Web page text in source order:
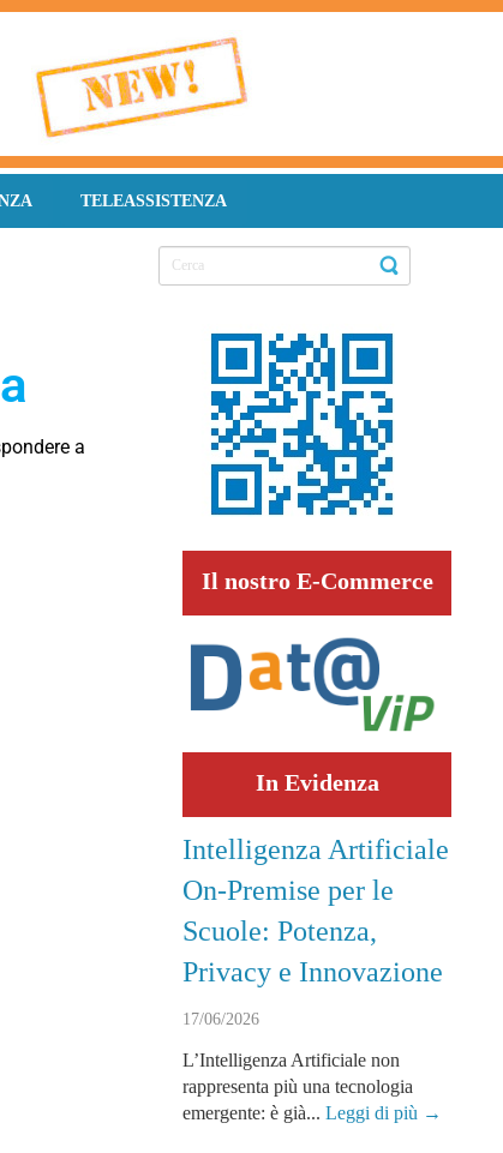
TELEASSISTENZA
a
Il nostro E-Commerce
In Evidenza
Intelligenza Artificiale
On-Premise per le
Scuole: Potenza,
Privacy e Innovazione
17/06/2026
L’Intelligenza Artificiale non
rappresenta più una tecnologia
emergente: è già... Leggi di più →